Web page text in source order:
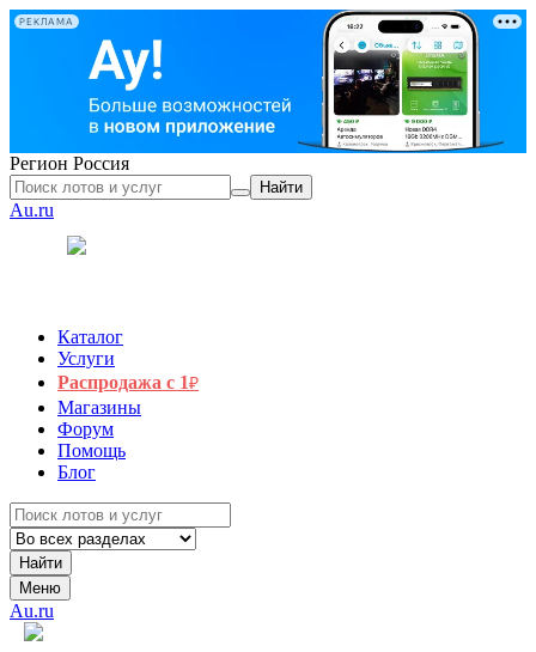
РЕКЛАМА
Регион Россия
Найти
Au.ru
Каталог
Услуги
Распродажа с 1₽
Магазины
Форум
Помощь
Блог
Найти
Меню
Au.ru